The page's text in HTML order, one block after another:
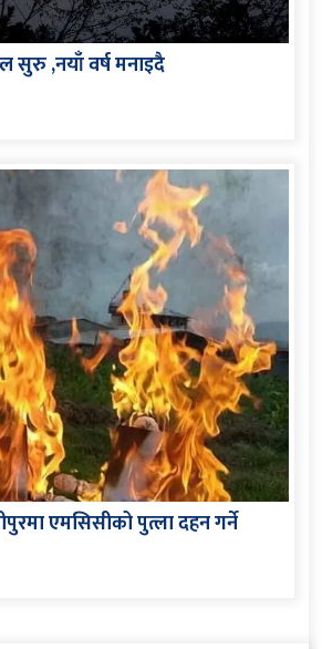
,नयाँ वर्ष मनाइदै
एमसिसीको पुत्ला दहन गर्ने